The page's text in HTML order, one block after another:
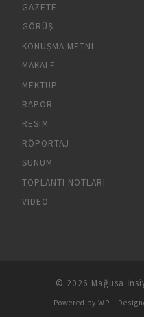
GAZETE
GÖRÜŞ
KONUŞMA METNI
MAKALE
MEKTUP
RAPOR
RESIM
RÖPORTAJ
SUNUM
TOPLANTI NOTLARI
VIDEO
© 2026 Mağusa
Powered by WP –